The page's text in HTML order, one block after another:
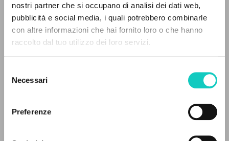
nostri partner che si occupano di analisi dei dati web,
pubblicità e social media, i quali potrebbero combinarle
con altre informazioni che hai fornito loro o che hanno
raccolto dal tuo utilizzo dei loro servizi.
delNecessari
Preferenze
Christianskaja Rossija
Russian
Pages: 142
LATEST UPDATE
THE PROJECT
bibliographic references, full texts in 5
languages, and dedicated thematic sections.